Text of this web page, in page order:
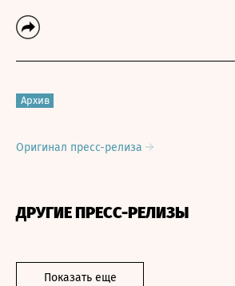
Архив
Оригинал пресс-релиза
ДРУГИЕ ПРЕСС-РЕЛИЗЫ
Показать еще